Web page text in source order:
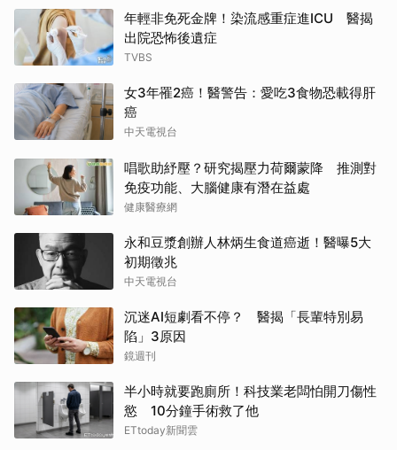
年輕非免死金牌！染流感重症進ICU 醫揭
出院恐怖後遺症
TVBS
女3年罹2癌！醫警告：愛吃3食物恐載得肝
癌
中天電視台
唱歌助紓壓？研究揭壓力荷爾蒙降 推測對
免疫功能、大腦健康有潛在益處
健康醫療網
永和豆漿創辦人林炳生食道癌逝！醫曝5大
初期徵兆
中天電視台
沉迷AI短劇看不停？ 醫揭「長輩特別易
陷」3原因
鏡週刊
半小時就要跑廁所！科技業老闆怕開刀傷性
慾 10分鐘手術救了他
ETtoday新聞雲